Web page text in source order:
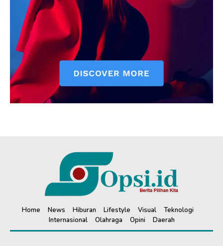
Home News Hiburan Lifestyle Visual
Teknologi
Internasional
Olahraga Opini Daerah